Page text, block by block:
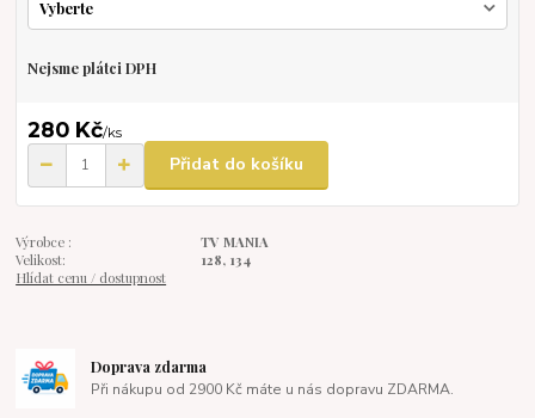
Nejsme plátci DPH
280 Kč/ks
Přidat do košíku
Výrobce :
TV MANIA
Velikost:
128, 134
Hlídat cenu / dostupnost
Doprava zdarma
Při nákupu od 2900 Kč máte u nás dopravu ZDARMA.